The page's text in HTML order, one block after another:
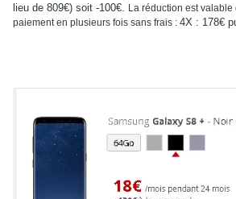
lieu de 809€) soit -100€.
La réduction est
paiement en plusieurs fois sans frais : 4X : 178€